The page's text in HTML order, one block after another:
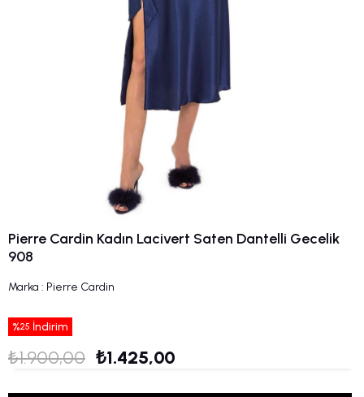
Pierre Cardin Kadın Lacivert Saten Dantelli Gecelik
908
Marka : Pierre Cardin
%25 İndirim
₺1.900,00 ₺1.425,00